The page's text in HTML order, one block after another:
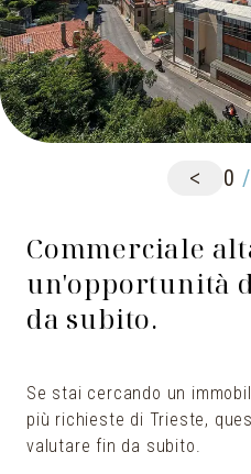
< 0 /
Commerciale
un'opportunità
da subito.
Se stai cercando un
più richieste di Trieste,
valutare fin da subito.